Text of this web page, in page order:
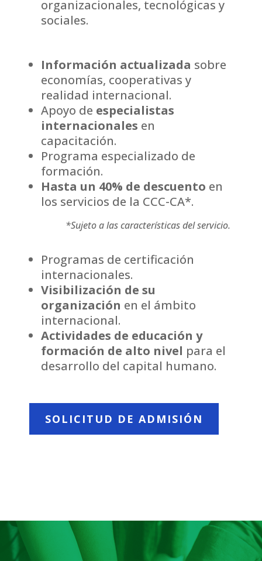
organizacionales, tecnológicas y
sociales.
Información actualizada sobre
economías, cooperativas y
realidad internacional.
Apoyo de especialistas
internacionales en
capacitación.
Programa especializado de
formación.
Hasta un 40% de descuento en
los servicios de la CCC-CA*.
*Sujeto a las características del servicio.
Programas de certificación
internacionales.
Visibilización de su
organización en el ámbito
internacional.
Actividades de educación y
formación de alto nivel para el
desarrollo del capital humano.
SOLICITUD DE ADMISIÓN